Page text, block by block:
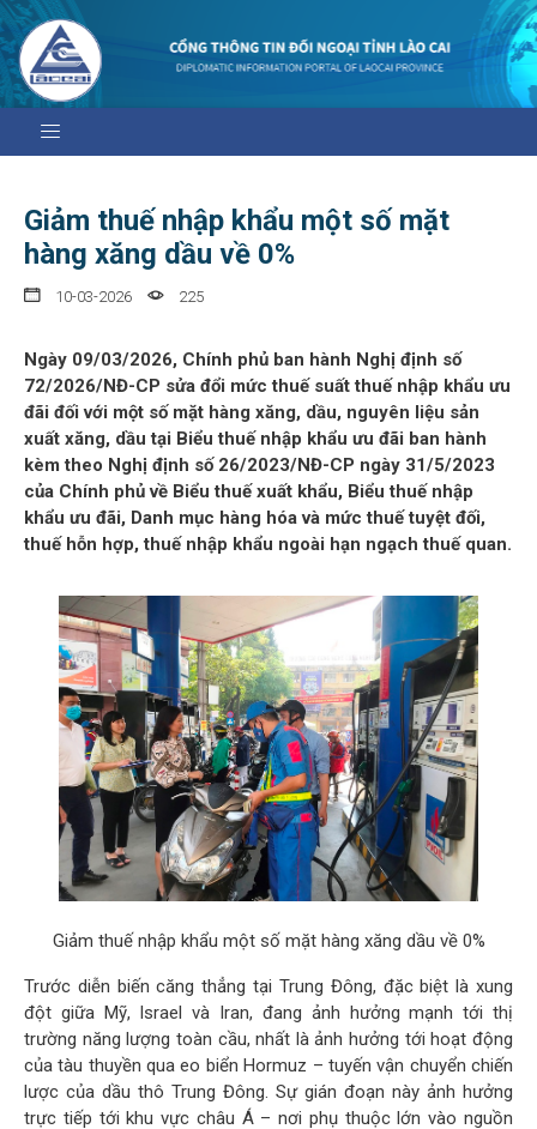
Giảm thuế nhập khẩu một số mặt
hàng xăng dầu về 0%
10-03-2026 225
Ngày 09/03/2026, Chính phủ ban hành Nghị định số
72/2026/NĐ-CP sửa đổi mức thuế suất thuế nhập khẩu ưu
đãi đối với một số mặt hàng xăng, dầu, nguyên liệu sản
xuất xăng, dầu tại Biểu thuế nhập khẩu ưu đãi ban hành
kèm theo Nghị định số 26/2023/NĐ-CP ngày 31/5/2023
của Chính phủ về Biểu thuế xuất khẩu, Biểu thuế nhập
khẩu ưu đãi, Danh mục hàng hóa và mức thuế tuyệt đối,
thuế hỗn hợp, thuế nhập khẩu ngoài hạn ngạch thuế quan.
Giảm thuế nhập khẩu một số mặt hàng xăng dầu về 0%
Trước diễn biến căng thẳng tại Trung Đông, đặc biệt là xung
đột giữa Mỹ, Israel và Iran, đang ảnh hưởng mạnh tới thị
trường năng lượng toàn cầu, nhất là ảnh hưởng tới hoạt động
của tàu thuyền qua eo biển Hormuz – tuyến vận chuyển chiến
lược của dầu thô Trung Đông. Sự gián đoạn này ảnh hưởng
trực tiếp tới khu vực châu Á – nơi phụ thuộc lớn vào nguồn